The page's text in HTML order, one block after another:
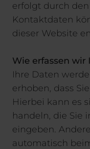
erfolgt durch
Kontaktdaten
dieser Website
Wie erfassen wir
Ihre Daten
erhoben, dass
Hierbei kann es
handeln, die Sie
eingeben.
automatisch